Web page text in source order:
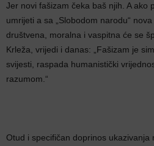
Jer novi fašizam čeka baš njih. A ako
umrijeti a sa „Slobodom narodu“
društvena, moralna i vaspitna će se
Krleža, vrijedi i danas: „Fašizam je
svijesti, raspada humanistički
razumom.“
Otud i specifičan doprinos ukazivanja